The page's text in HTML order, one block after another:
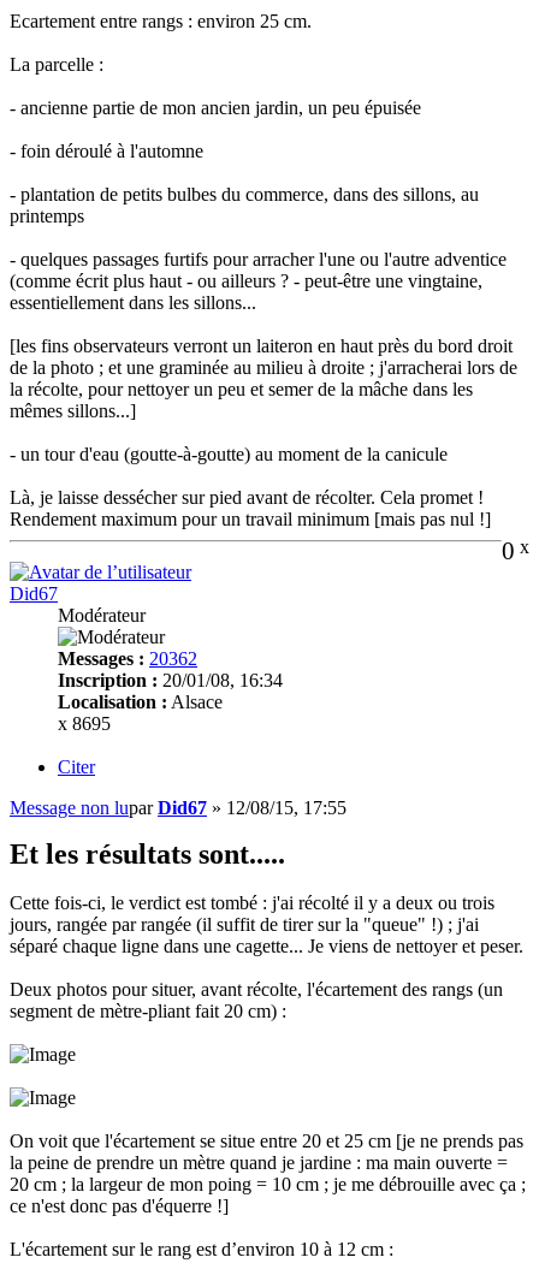
Ecartement entre rangs : environ 25 cm.
La parcelle :
- ancienne partie de mon ancien jardin, un peu épuisée
- foin déroulé à l'automne
- plantation de petits bulbes du commerce, dans des sillons, au
printemps
- quelques passages furtifs pour arracher l'une ou l'autre adventice
(comme écrit plus haut - ou ailleurs ? - peut-être une vingtaine,
essentiellement dans les sillons...
[les fins observateurs verront un laiteron en haut près du bord droit
de la photo ; et une graminée au milieu à droite ; j'arracherai lors de
la récolte, pour nettoyer un peu et semer de la mâche dans les
mêmes sillons...]
- un tour d'eau (goutte-à-goutte) au moment de la canicule
Là, je laisse dessécher sur pied avant de récolter. Cela promet !
Rendement maximum pour un travail minimum [mais pas nul !]
0 x
Did67
Modérateur
Messages : 20362
Inscription : 20/01/08, 16:34
Localisation : Alsace
x 8695
Citer
Message non luparDid67 » 12/08/15, 17:55
Et les résultats sont.....
Cette fois-ci, le verdict est tombé : j'ai récolté il y a deux ou trois
jours, rangée par rangée (il suffit de tirer sur la "queue" !) ; j'ai
séparé chaque ligne dans une cagette... Je viens de nettoyer et peser.
Deux photos pour situer, avant récolte, l'écartement des rangs (un
segment de mètre-pliant fait 20 cm) :
On voit que l'écartement se situe entre 20 et 25 cm [je ne prends pas
la peine de prendre un mètre quand je jardine : ma main ouverte =
20 cm ; la largeur de mon poing = 10 cm ; je me débrouille avec ça ;
ce n'est donc pas d'équerre !]
L'écartement sur le rang est d’environ 10 à 12 cm :